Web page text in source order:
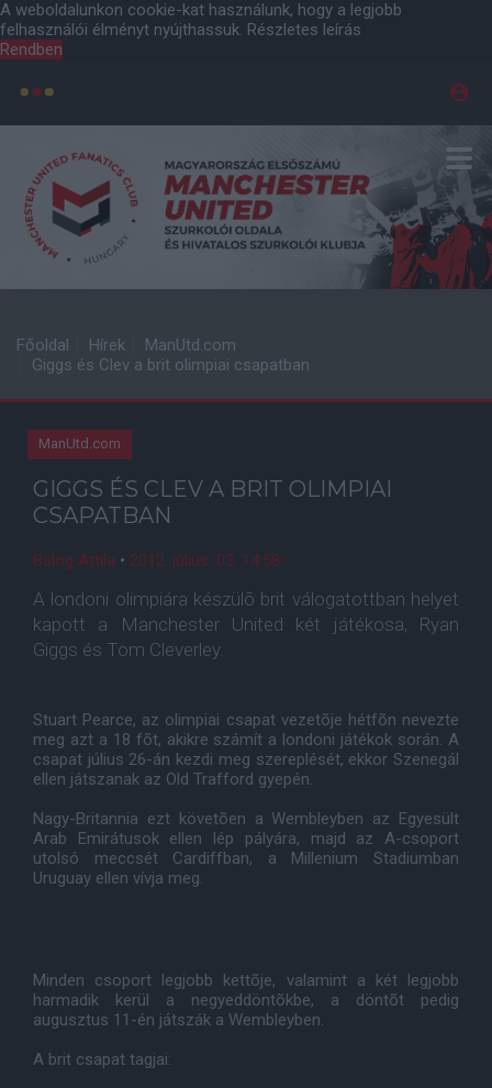
A weboldalunkon cookie-kat használunk, hogy a legjobb
felhasználói élményt nyújthassuk. Részletes leírás
Rendben
Főoldal Hírek
ManUtd.com
Giggs és Clev a brit olimpiai csapatban
ManUtd.com
GIGGS ÉS CLEV A BRIT OLIMPIAI
CSAPATBAN
Balog Attila • 2012. július. 03. 14:58
A londoni olimpiára készülõ brit válogatottban helyet
kapott a Manchester United két játékosa, Ryan
Giggs és Tom Cleverley.
Stuart Pearce, az olimpiai csapat vezetõje hétfõn nevezte
meg azt a 18 fõt, akikre számít a londoni játékok során. A
csapat július 26-án kezdi meg szereplését, ekkor Szenegál
ellen játszanak az Old Trafford gyepén.
Nagy-Britannia ezt követõen a Wembleyben az Egyesült
Arab Emirátusok ellen lép pályára, majd az A-csoport
utolsó meccsét Cardiffban, a Millenium Stadiumban
Uruguay ellen vívja meg.
Minden csoport legjobb kettõje, valamint a két legjobb
harmadik kerül a negyeddöntõkbe, a döntõt pedig
augusztus 11-én játszák a Wembleyben.
A brit csapat tagjai: